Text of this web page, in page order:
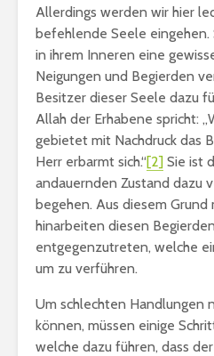
Allerdings werden wir hier
befehlende Seele eingehen.
in ihrem Inneren eine
Neigungen und Begierden
Besitzer dieser Seele dazu
Allah der Erhabene spricht:
gebietet mit Nachdruck das
Herr erbarmt sich.“[2] Sie ist
andauernden Zustand dazu
begehen. Aus diesem Grund
hinarbeiten diesen
entgegenzutreten, welche
um zu verführen.
Um schlechten Handlungen
können, müssen einige
welche dazu führen, dass